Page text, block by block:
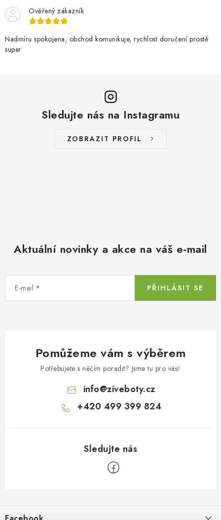
Ověřený zákazník
Nadmíru spokojena, obchod komunikuje, rychlost doručení prostě
super
Sledujte nás na Instagramu
ZOBRAZIT PROFIL
Aktuální novinky a akce na váš e-mail
E-mail PŘIHLÁSIT SE
Pomůžeme vám s výběrem
Potřebujete s něčím poradit? Jsme tu pro vás!
info@ziveboty.cz
+420 499 399 824